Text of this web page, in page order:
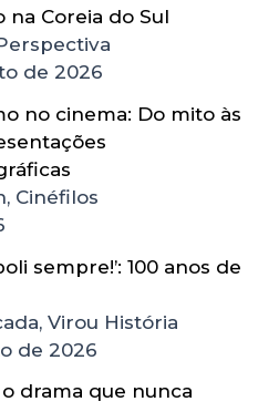
na Coreia do Sul
de 2026
no cinema: Do mito às
Cinéfilos
sempre!’: 100 anos de
Virou História
de 2026
o drama que nunca